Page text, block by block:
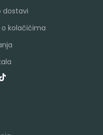
dostavi
kolačićima